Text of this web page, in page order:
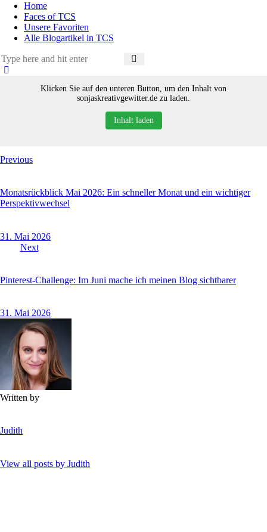
Home
Faces of TCS
Unsere Favoriten
Alle Blogartikel in TCS
Klicken Sie auf den unteren Button, um den Inhalt von
sonjaskreativgewitter.de zu laden.
Inhalt laden
Beitragsnavigation
Previous
Monatsrückblick Mai 2026: Ein schneller Monat und ein wichtiger
Perspektivwechsel
31. Mai 2026
Next
Pinterest-Challenge: Im Juni mache ich meinen Blog sichtbarer
31. Mai 2026
Written by
Judith
View all posts by Judith